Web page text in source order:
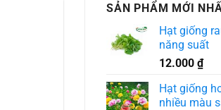
SẢN PHẨM MỚI
Hạt giống
năng suất
12.000 ₫
Hạt giống
nhiều màu